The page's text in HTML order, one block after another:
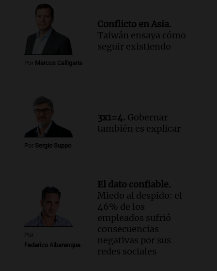
la ley de Propiedad Privada debatida en
el Senado.
Viva la Radio Rosario
Episodios
Audio.Luis Juez cuestionó la polémica
por la Ley de Tierras: "Construyeron un
Episodios
Por Marcos Calligaris
Conflicto en Asia.
Taiwán ensaya cómo
seguir existiendo
Por Sergio Suppo
3x1=4. Gobernar
también es explicar
Por
Federico Albarenque
El dato confiable.
Miedo al despido: el
46% de los
empleados sufrió
consecuencias
negativas por sus
redes sociales